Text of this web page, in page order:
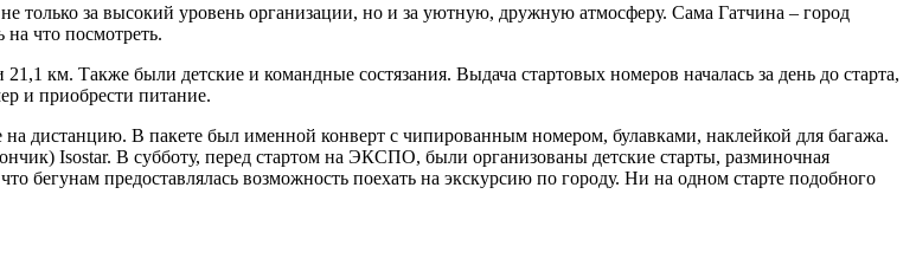
только за высокий уровень организации, но и за уютную, дружную атмосферу. Сама Гатчина – город
что посмотреть.
км. Также были детские и командные состязания. Выдача стартовых номеров началась за день до старта,
и приобрести питание.
дистанцию. В пакете был именной конверт с чипированным номером, булавками, наклейкой для багажа.
Isostar. В субботу, перед стартом на ЭКСПО, были организованы детские старты, разминочная
бегунам предоставлялась возможность поехать на экскурсию по городу. Ни на одном старте подобного